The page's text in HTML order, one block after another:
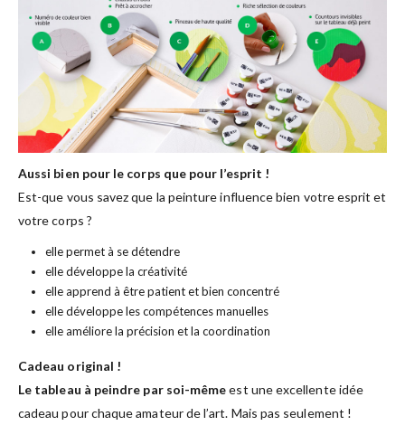
Aussi bien pour le corps que pour l’esprit !
Est-que vous savez que la peinture influence bien votre esprit et
votre corps ?
elle permet à se détendre
elle développe la créativité
elle apprend à être patient et bien concentré
elle développe les compétences manuelles
elle améliore la précision et la coordination
Cadeau original !
Le tableau à peindre par soi-mêmeest une excellente idée
cadeau pour chaque amateur de l’art. Mais pas seulement !